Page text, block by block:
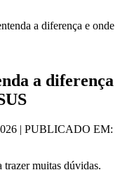
a diferença e onde
a diferença
| PUBLICADO EM:
trazer muitas dúvidas.